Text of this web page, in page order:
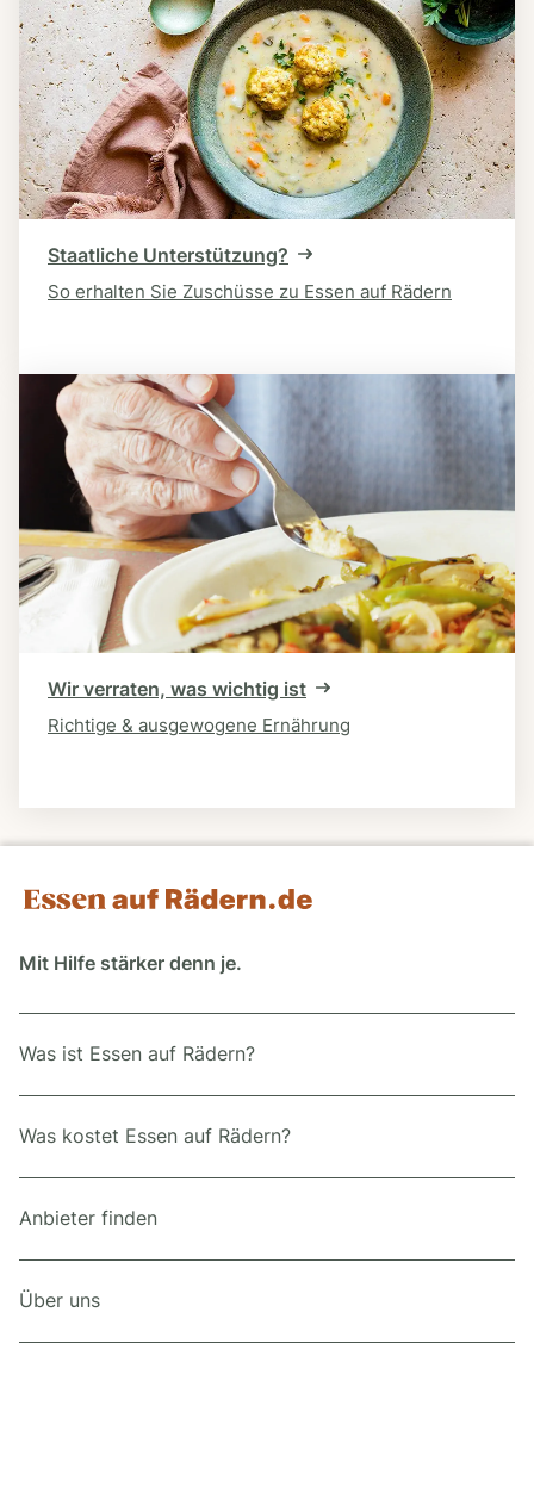
Staatliche Unterstützung?
So erhalten Sie Zuschüsse zu Essen auf Rädern
Wir verraten, was wichtig ist
Richtige & ausgewogene Ernährung
Mit Hilfe stärker denn je.
Was ist Essen auf Rädern?
Was kostet Essen auf Rädern?
Anbieter finden
Über uns